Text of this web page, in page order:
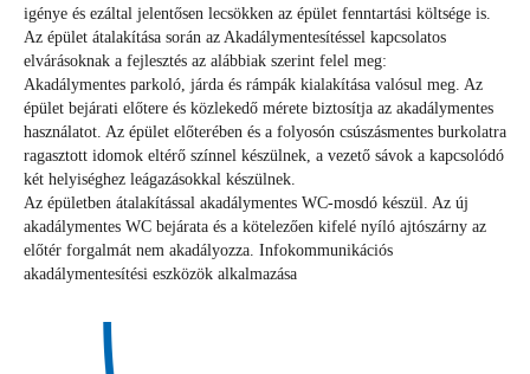
igénye és ezáltal jelentősen lecsökken az épület fenntartási költsége is.
Az épület átalakítása során az Akadálymentesítéssel kapcsolatos
elvárásoknak a fejlesztés az alábbiak szerint felel meg:
Akadálymentes parkoló, járda és rámpák kialakítása valósul meg. Az
épület bejárati előtere és közlekedő mérete biztosítja az akadálymentes
használatot. Az épület előterében és a folyosón csúszásmentes burkolatra
ragasztott idomok eltérő színnel készülnek, a vezető sávok a kapcsolódó
két helyiséghez leágazásokkal készülnek.
Az épületben átalakítással akadálymentes WC-mosdó készül. Az új
akadálymentes WC bejárata és a kötelezően kifelé nyíló ajtószárny az
előtér forgalmát nem akadályozza. Infokommunikációs
akadálymentesítési eszközök alkalmazása